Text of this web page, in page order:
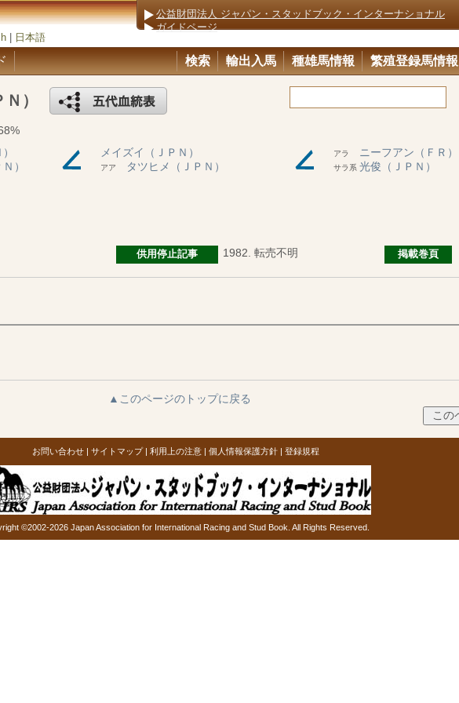
日本語
公益財団法人 ジャパン・スタッドブック・インターナショナル
ガイドページ
検索 輸出入馬 種雄馬情報 繁殖登録馬情報
）
メイズイ（ＪＰＮ） アラ
ニーフアン（ＦＲ）
）
アア タツヒメ（ＪＰＮ） サラ系 光俊（ＪＰＮ）
供用停止記事 1982. 転売不明 掲載巻頁
▲このページのトップに戻る
お問い合わせ | サイトマップ| 利用上の注意 | 個人情報保護方針 | 登録規程
©2002-2026 Japan Association for International Racing and Stud Book. All Rights Reserved.